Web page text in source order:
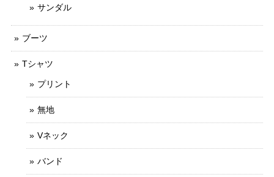
サンダル
ブーツ
Tシャツ
プリント
無地
Vネック
バンド